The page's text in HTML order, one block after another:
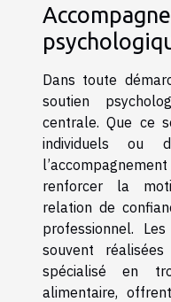
Dans toute
soutien
centrale. Que ce
individuels ou
renforcer la
relation de
professionnel.
souvent
spécialisé en
alimentaire,